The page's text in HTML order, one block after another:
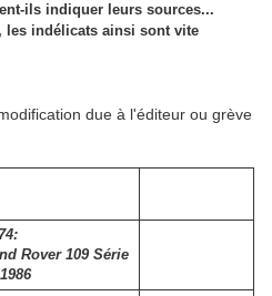
ils indiquer leurs sources...
les indélicats ainsi sont vite
due à l'éditeur ou grève
Rover 109 Série